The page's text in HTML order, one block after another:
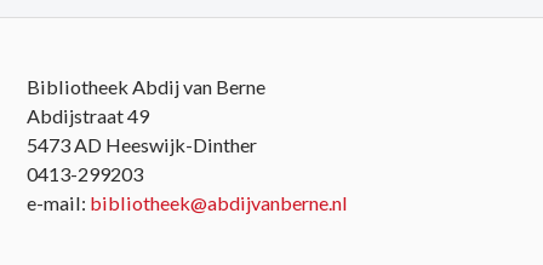
Bibliotheek Abdij van Berne
Abdijstraat 49
5473 AD Heeswijk-Dinther
0413-299203
e-mail: bibliotheek@abdijvanberne.nl